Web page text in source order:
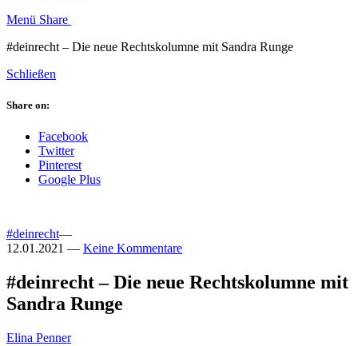
Menü Share
#deinrecht – Die neue Rechtskolumne mit Sandra Runge
Schließen
Share on:
Facebook
Twitter
Pinterest
Google Plus
#deinrecht—
12.01.2021 — Keine Kommentare
#deinrecht – Die neue Rechtskolumne mit
Sandra Runge
Elina Penner